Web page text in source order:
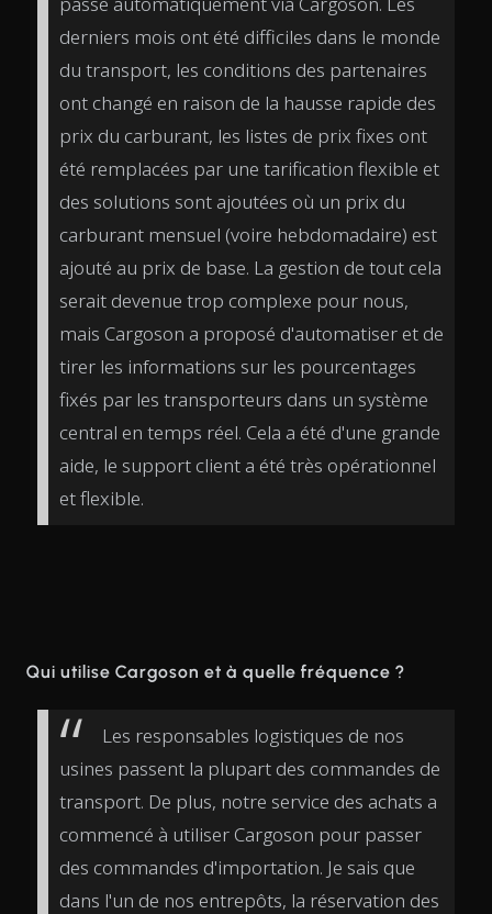
derniers mois ont été difficiles dans le monde
du transport, les conditions des partenaires
ont changé en raison de la hausse rapide des
prix du carburant, les listes de prix fixes ont
été remplacées par une tarification flexible et
des solutions sont ajoutées où un prix du
carburant mensuel (voire hebdomadaire) est
ajouté au prix de base. La gestion de tout cela
serait devenue trop complexe pour nous,
mais Cargoson a proposé d'automatiser et de
tirer les informations sur les pourcentages
fixés par les transporteurs dans un système
central en temps réel. Cela a été d'une grande
aide, le support client a été très opérationnel
et flexible.
Qui utilise Cargoson et à quelle fréquence ?
Les responsables logistiques de nos
usines passent la plupart des commandes de
transport. De plus, notre service des achats a
commencé à utiliser Cargoson pour passer
des commandes d'importation. Je sais que
dans l'un de nos entrepôts, la réservation des